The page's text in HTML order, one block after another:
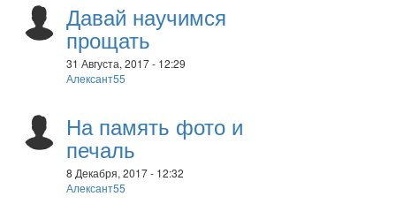
Давай научимся
прощать
31 Августа, 2017 - 12:29
Алексант55
На память фото и
печаль
8 Декабря, 2017 - 12:32
Алексант55